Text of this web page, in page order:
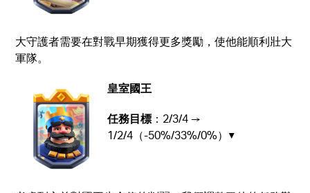
大守護者需要在對戰早期獲得更多獎勵，使他能順利壯大
軍隊。
皇室國王
任務目標 ：2/3/4 →
1/2/4（-50%/33%/0%）▼